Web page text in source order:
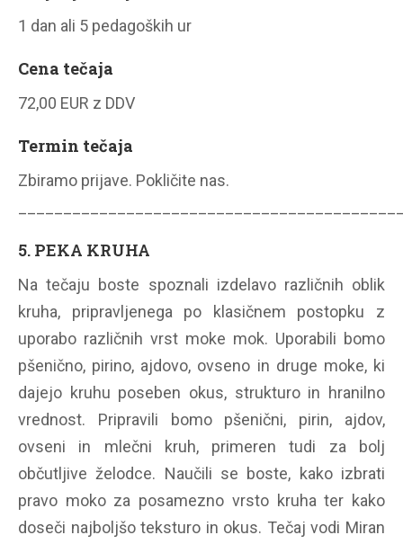
1 dan ali 5 pedagoških ur
Cena tečaja
72,00 EUR z DDV
Termin tečaja
Zbiramo prijave. Pokličite nas.
5. PEKA KRUHA
Na tečaju boste spoznali izdelavo različnih oblik
kruha, pripravljenega po klasičnem postopku z
uporabo različnih vrst moke mok. Uporabili bomo
pšenično, pirino, ajdovo, ovseno in druge moke, ki
dajejo kruhu poseben okus, strukturo in hranilno
vrednost. Pripravili bomo pšenični, pirin, ajdov,
ovseni in mlečni kruh, primeren tudi za bolj
občutljive želodce. Naučili se boste, kako izbrati
pravo moko za posamezno vrsto kruha ter kako
doseči najboljšo teksturo in okus. Tečaj vodi Miran